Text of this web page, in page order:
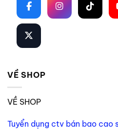
VỀ SHOP
VỀ SHOP
Tuyển dụng ctv bán bao cao